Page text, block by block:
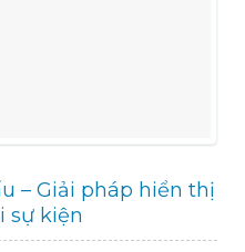
– Giải pháp hiển thị
sự kiện